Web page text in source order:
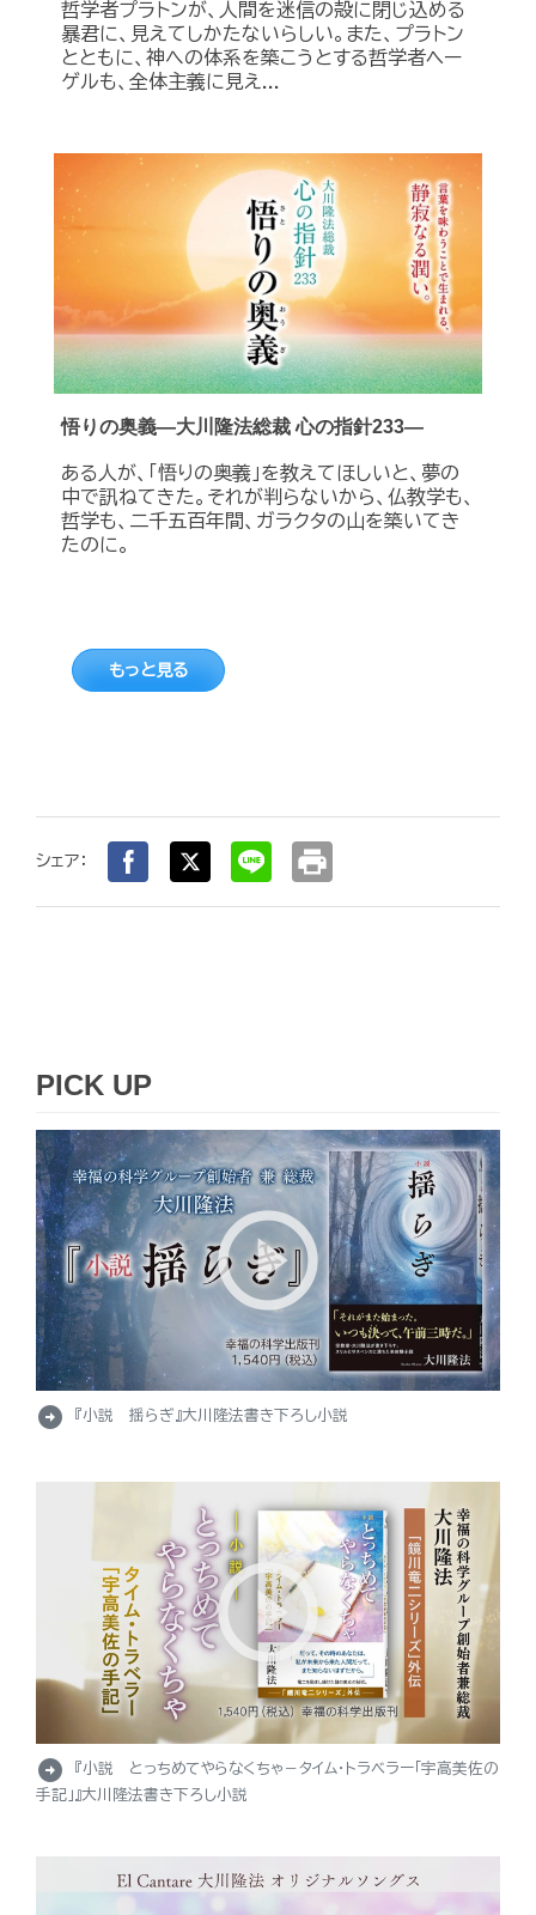
哲学者プラトンが、人間を迷信の殻に閉じ込める
暴君に、見えてしかたないらしい。また、プラトン
とともに、神への体系を築こうとする哲学者ヘー
ゲルも、全体主義に見え...
悟りの奥義―大川隆法総裁 心の指針233―
ある人が、「悟りの奥義」を教えてほしいと、夢の
中で訊ねてきた。それが判らないから、仏教学も、
哲学も、二千五百年間、ガラクタの山を築いてき
たのに。
もっと見る
シェア： print
PICK UP
arrow_circle_right 『小説 揺らぎ』大川隆法書き下ろし小説
arrow_circle_right
『小説 とっちめてやらなくちゃ－タイム・トラベラー「宇高美佐の
手記」』大川隆法書き下ろし小説